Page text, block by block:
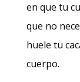
en que tu
que no
huele tu
cuerpo.